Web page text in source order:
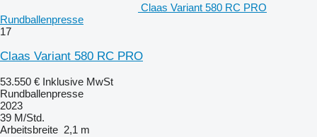
Claas Variant 580 RC PRO
Rundballenpresse
17
Claas Variant 580 RC PRO
53.550 € Inklusive MwSt
Rundballenpresse
2023
39 M/Std.
Arbeitsbreite 2,1 m